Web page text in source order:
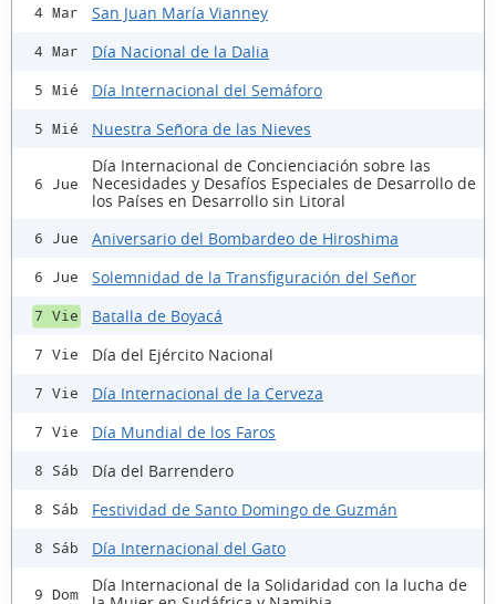
4 Mar San Juan María Vianney
4 Mar Día Nacional de la Dalia
5 Mié Día Internacional del Semáforo
5 Mié Nuestra Señora de las Nieves
6 Jue
Día Internacional de Concienciación sobre las
Necesidades y Desafíos Especiales de Desarrollo de
los Países en Desarrollo sin Litoral
6 Jue Aniversario del Bombardeo de Hiroshima
6 Jue Solemnidad de la Transfiguración del Señor
7 Vie Batalla de Boyacá
7 Vie Día del Ejército Nacional
7 Vie Día Internacional de la Cerveza
7 Vie Día Mundial de los Faros
8 Sáb Día del Barrendero
8 Sáb Festividad de Santo Domingo de Guzmán
8 Sáb Día Internacional del Gato
9 Dom
Día Internacional de la Solidaridad con la lucha de